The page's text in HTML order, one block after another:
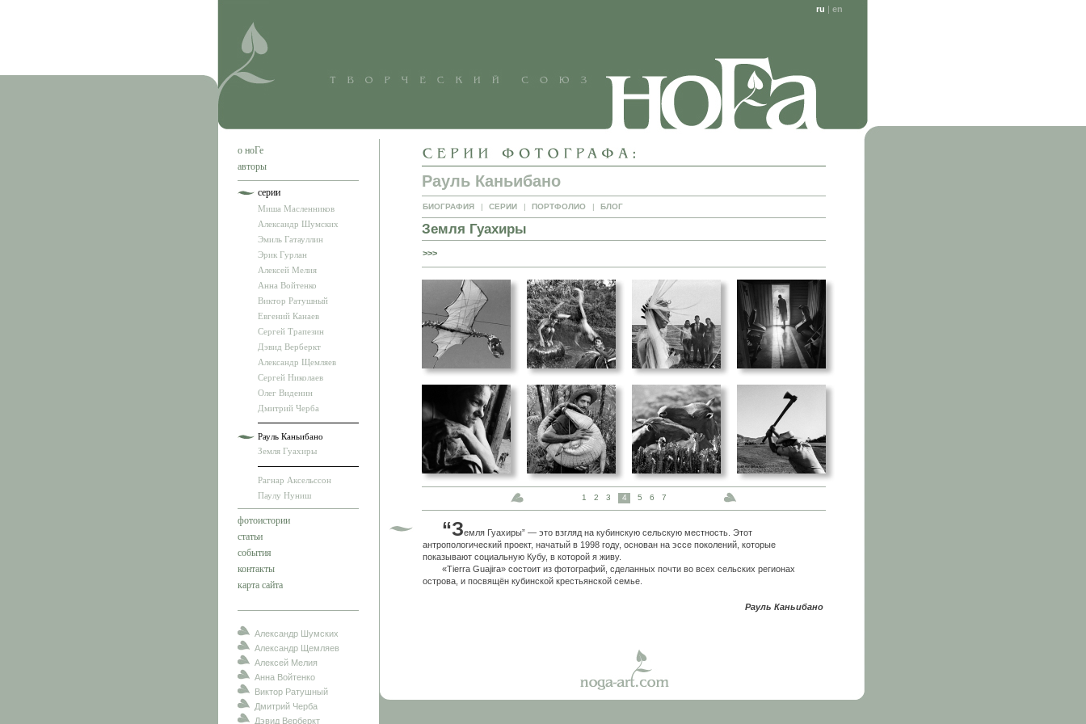
ru | en
о ноГе
авторы
серии
Миша Масленников
Александр Шумских
Эмиль Гатауллин
Эрик Гурлан
Алексей Мелия
Анна Войтенко
Виктор Ратушный
Евгений Канаев
Сергей Трапезин
Дэвид Верберкт
Александр Щемляев
Сергей Николаев
Олег Виденин
Дмитрий Черба
Рауль Каньибано
Земля Гуахиры
Рагнар Аксельссон
Паулу Нуниш
фотоистории
статьи
события
контакты
карта сайта
Александр Шумских
Александр Щемляев
Алексей Мелия
Анна Войтенко
Виктор Ратушный
Дмитрий Черба
Дэвид Верберкт
Рауль Каньибано
БИОГРАФИЯ | СЕРИИ | ПОРТФОЛИО | БЛОГ
Земля Гуахиры
>>>
1 2 3 4 5 6 7
“Земля Гуахиры” — это взгляд на кубинскую сельскую местность. Этот
антропологический проект, начатый в 1998 году, основан на эссе поколений, которые
показывают социальную Кубу, в которой я живу.
«Tierra Guajira» состоит из фотографий, сделанных почти во всех сельских регионах
острова, и посвящён кубинской крестьянской семье.
Рауль Каньибано